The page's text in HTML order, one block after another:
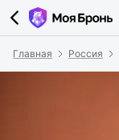
Главная Россия